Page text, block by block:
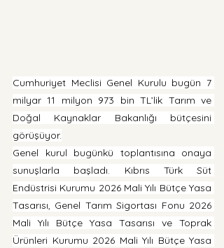
Cumhuriyet Meclisi Genel Kurulu bugün 7
milyar 11 milyon 973 bin TL’lik Tarım ve
Doğal Kaynaklar Bakanlığı bütçesini
görüşüyor.
Genel kurul bugünkü toplantısına onaya
sunuşlarla başladı. Kıbrıs Türk Süt
Endüstrisi Kurumu 2026 Mali Yılı Bütçe Yasa
Tasarısı, Genel Tarım Sigortası Fonu 2026
Mali Yılı Bütçe Yasa Tasarısı ve Toprak
Ürünleri Kurumu 2026 Mali Yılı Bütçe Yasa